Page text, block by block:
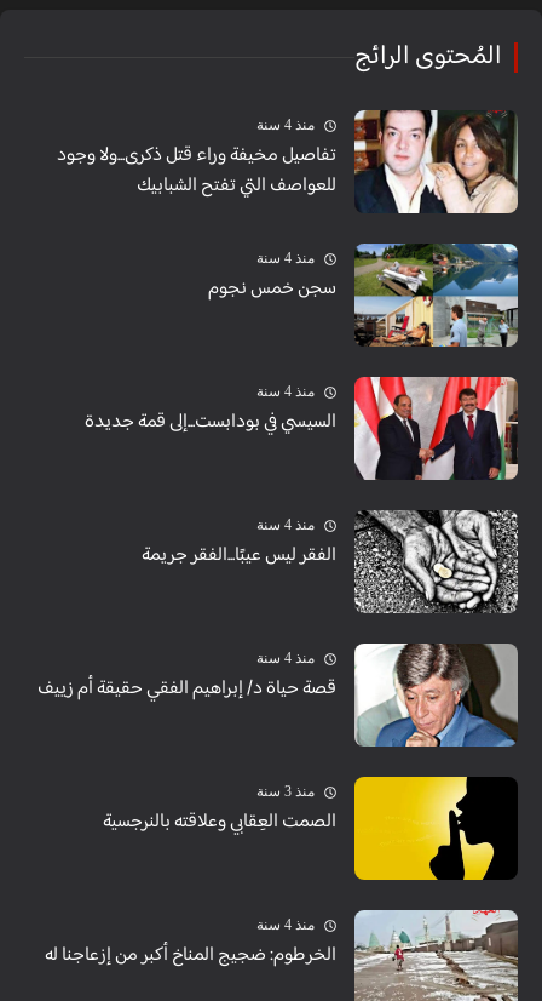
المُحتوى الرائج
منذ 4 سنة
تفاصيل مخيفة وراء قتل ذكرى...ولا وجود
للعواصف التي تفتح الشبابيك
منذ 4 سنة
سجن خمس نجوم
منذ 4 سنة
السيسي في بودابست...إلى قمة جديدة
منذ 4 سنة
الفقر ليس عيبًا...الفقر جريمة
منذ 4 سنة
قصة حياة د/ إبراهيم الفقي حقيقة أم زييف
منذ 3 سنة
الصمت العِقابي وعلاقته بالنرجسية
منذ 4 سنة
الخرطوم: ضجيج المناخ أكبر من إزعاجنا له